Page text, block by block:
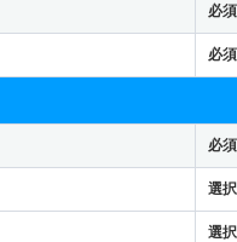
必
必須
必
選択
選択